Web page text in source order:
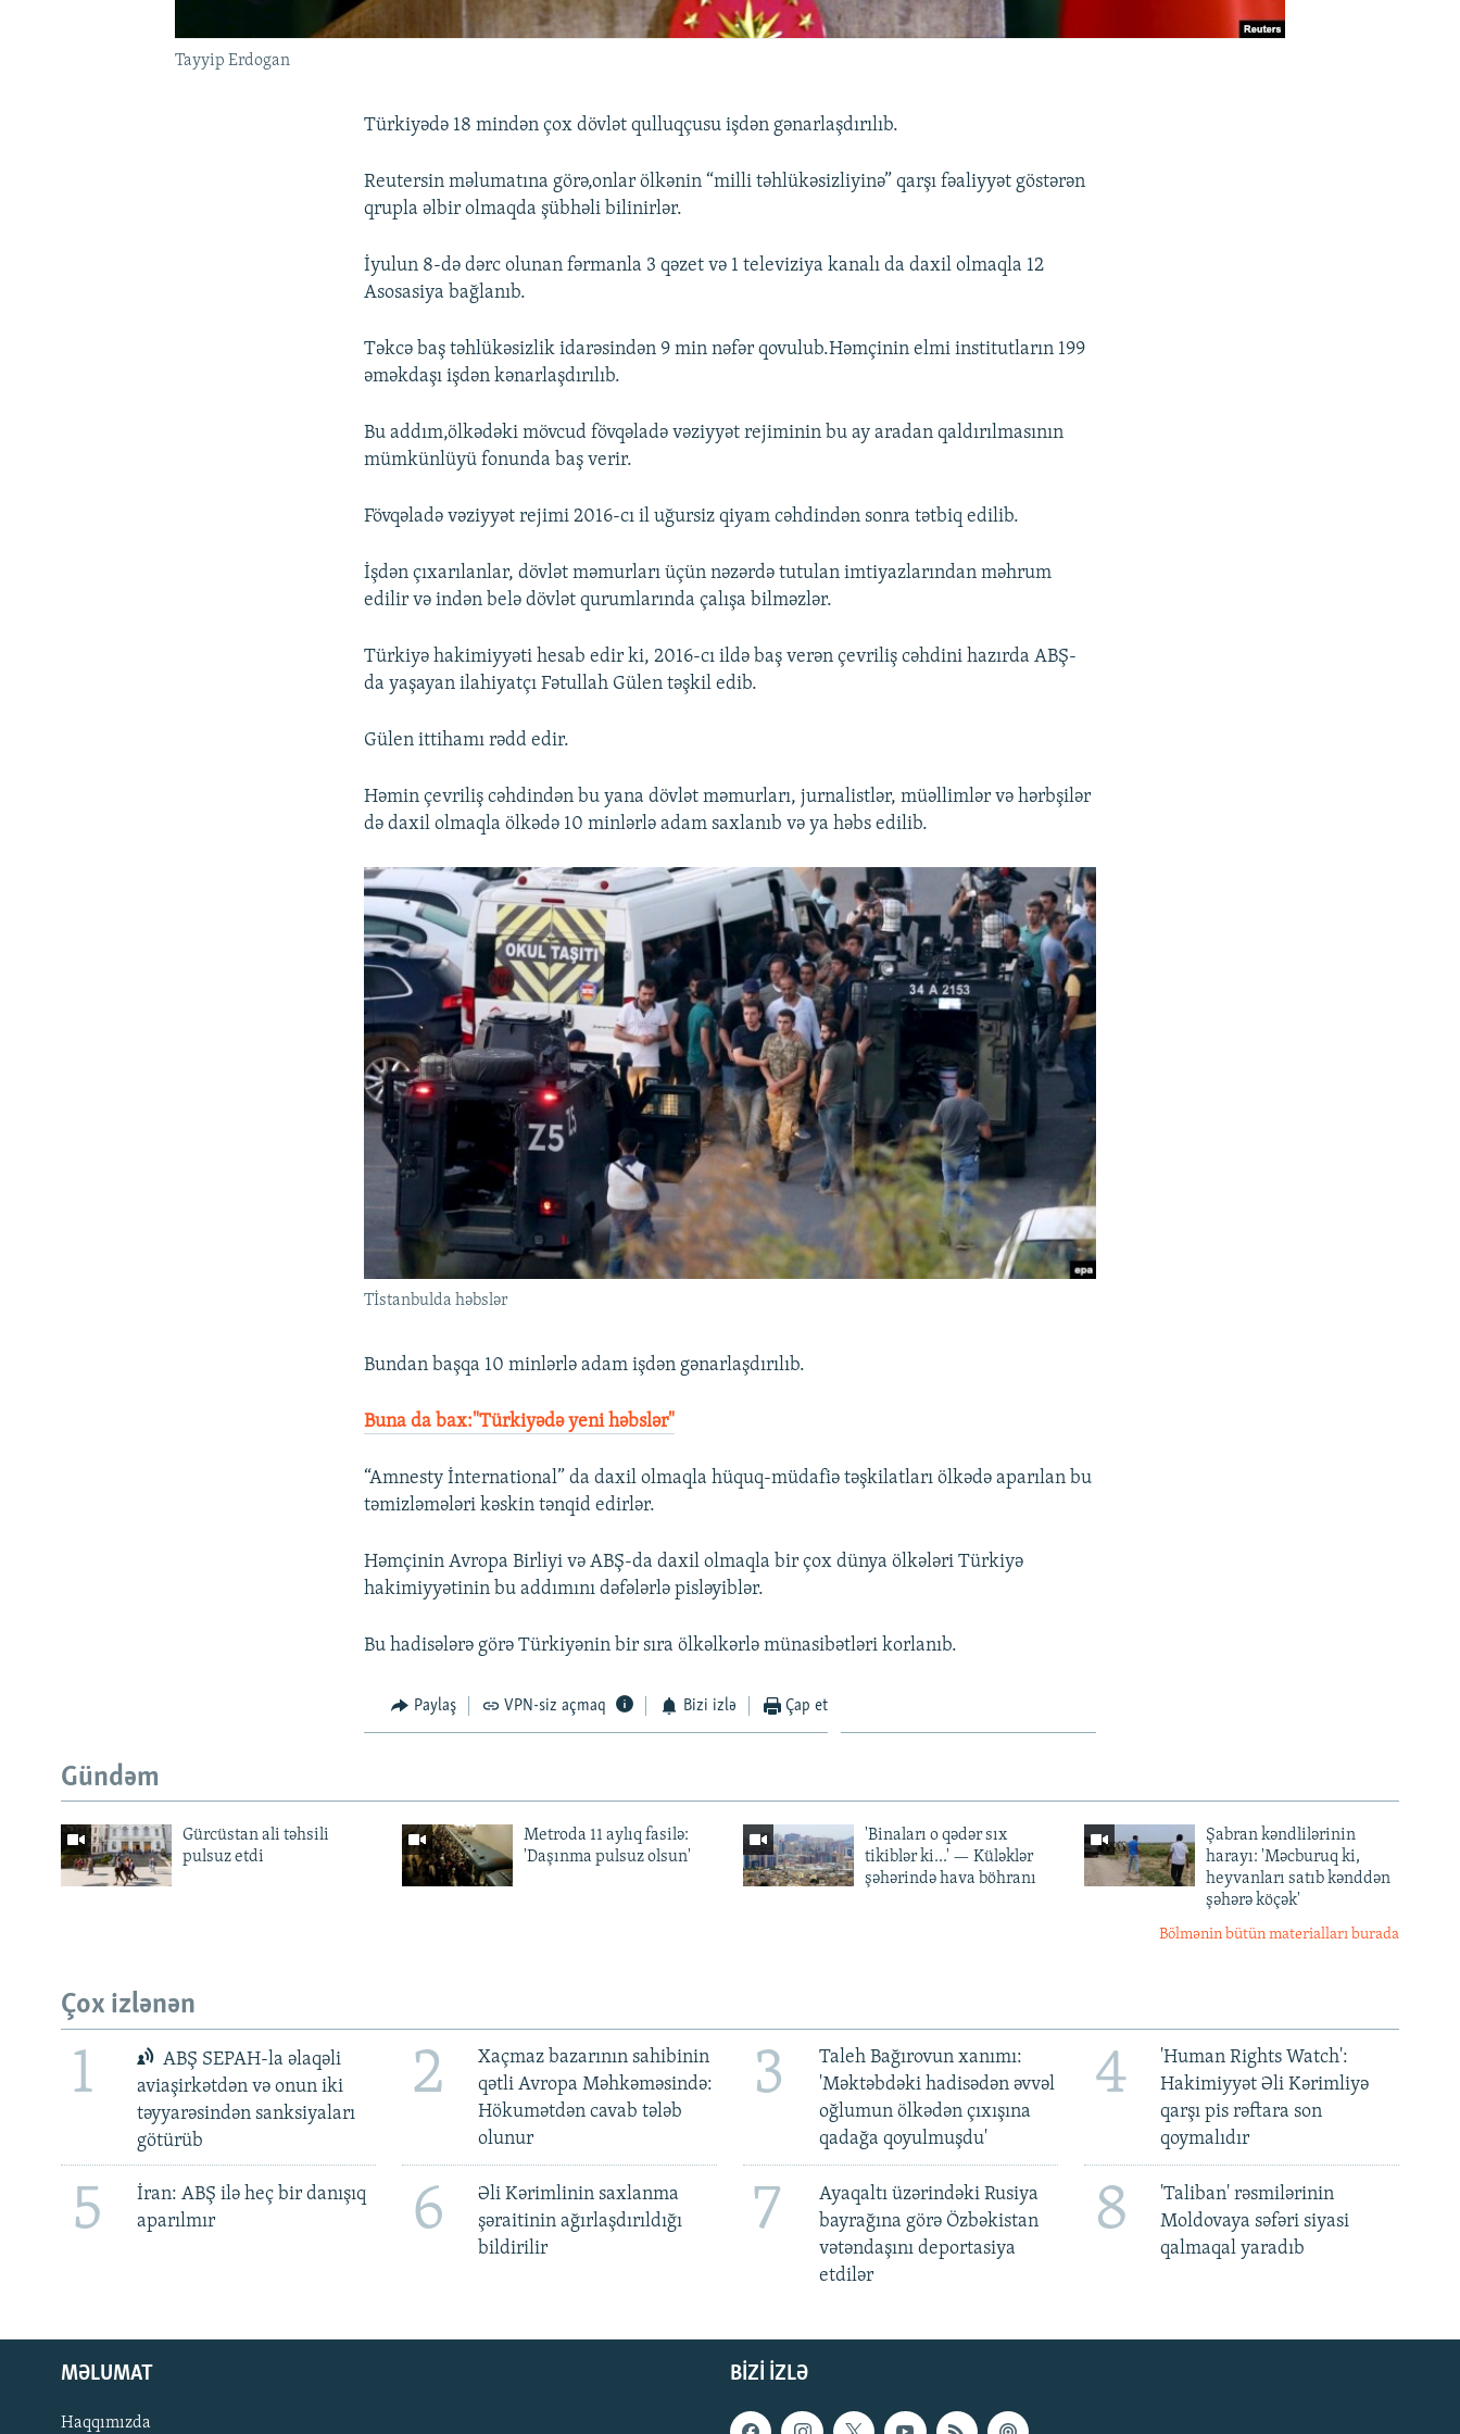
Tayyip Erdogan
Türkiyədə 18 mindən çox dövlət qulluqçusu işdən gənarlaşdırılıb.
Reutersin məlumatına görə,onlar ölkənin “milli təhlükəsizliyinə” qarşı fəaliyyət göstərən
qrupla əlbir olmaqda şübhəli bilinirlər.
İyulun 8-də dərc olunan fərmanla 3 qəzet və 1 televiziya kanalı da daxil olmaqla 12
Asosasiya bağlanıb.
Təkcə baş təhlükəsizlik idarəsindən 9 min nəfər qovulub.Həmçinin elmi institutların 199
əməkdaşı işdən kənarlaşdırılıb.
Bu addım,ölkədəki mövcud fövqəladə vəziyyət rejiminin bu ay aradan qaldırılmasının
mümkünlüyü fonunda baş verir.
Fövqəladə vəziyyət rejimi 2016-cı il uğursiz qiyam cəhdindən sonra tətbiq edilib.
İşdən çıxarılanlar, dövlət məmurları üçün nəzərdə tutulan imtiyazlarından məhrum
edilir və indən belə dövlət qurumlarında çalışa bilməzlər.
Türkiyə hakimiyyəti hesab edir ki, 2016-cı ildə baş verən çevriliş cəhdini hazırda ABŞ-
da yaşayan ilahiyatçı Fətullah Gülen təşkil edib.
Gülen ittihamı rədd edir.
Həmin çevriliş cəhdindən bu yana dövlət məmurları, jurnalistlər, müəllimlər və hərbşilər
də daxil olmaqla ölkədə 10 minlərlə adam saxlanıb və ya həbs edilib.
Tİstanbulda həbslər
Bundan başqa 10 minlərlə adam işdən gənarlaşdırılıb.
Buna da bax:"Türkiyədə yeni həbslər"
“Amnesty İnternational” da daxil olmaqla hüquq-müdafiə təşkilatları ölkədə aparılan bu
təmizləmələri kəskin tənqid edirlər.
Həmçinin Avropa Birliyi və ABŞ-da daxil olmaqla bir çox dünya ölkələri Türkiyə
hakimiyyətinin bu addımını dəfələrlə pisləyiblər.
Bu hadisələrə görə Türkiyənin bir sıra ölkəlkərlə münasibətləri korlanıb.
Paylaş VPN-siz açmaq Bizi izlə Çap et
Gündəm
Gürcüstan ali təhsili
pulsuz etdi
Metroda 11 aylıq fasilə:
'Daşınma pulsuz olsun'
'Binaları o qədər sıx
tikiblər ki...' — Küləklər
şəhərində hava böhranı
Şabran kəndlilərinin
harayı: 'Məcburuq ki,
heyvanları satıb kənddən
şəhərə köçək'
Bölmənin bütün materialları burada
Çox izlənən
1
ABŞ SEPAH-la əlaqəli
aviaşirkətdən və onun iki
təyyarəsindən sanksiyaları
götürüb
2
Xaçmaz bazarının sahibinin
qətli Avropa Məhkəməsində:
Hökumətdən cavab tələb
olunur
3
Taleh Bağırovun xanımı:
'Məktəbdəki hadisədən əvvəl
oğlumun ölkədən çıxışına
qadağa qoyulmuşdu'
4
'Human Rights Watch':
Hakimiyyət Əli Kərimliyə
qarşı pis rəftara son
qoymalıdır
5
İran: ABŞ ilə heç bir danışıq
aparılmır
6
Əli Kərimlinin saxlanma
şəraitinin ağırlaşdırıldığı
bildirilir
7
Ayaqaltı üzərindəki Rusiya
bayrağına görə Özbəkistan
vətəndaşını deportasiya
etdilər
8
'Taliban' rəsmilərinin
Moldovaya səfəri siyasi
qalmaqal yaradıb
BIZI IZLƏ
MƏLUMAT
Haqqımızda